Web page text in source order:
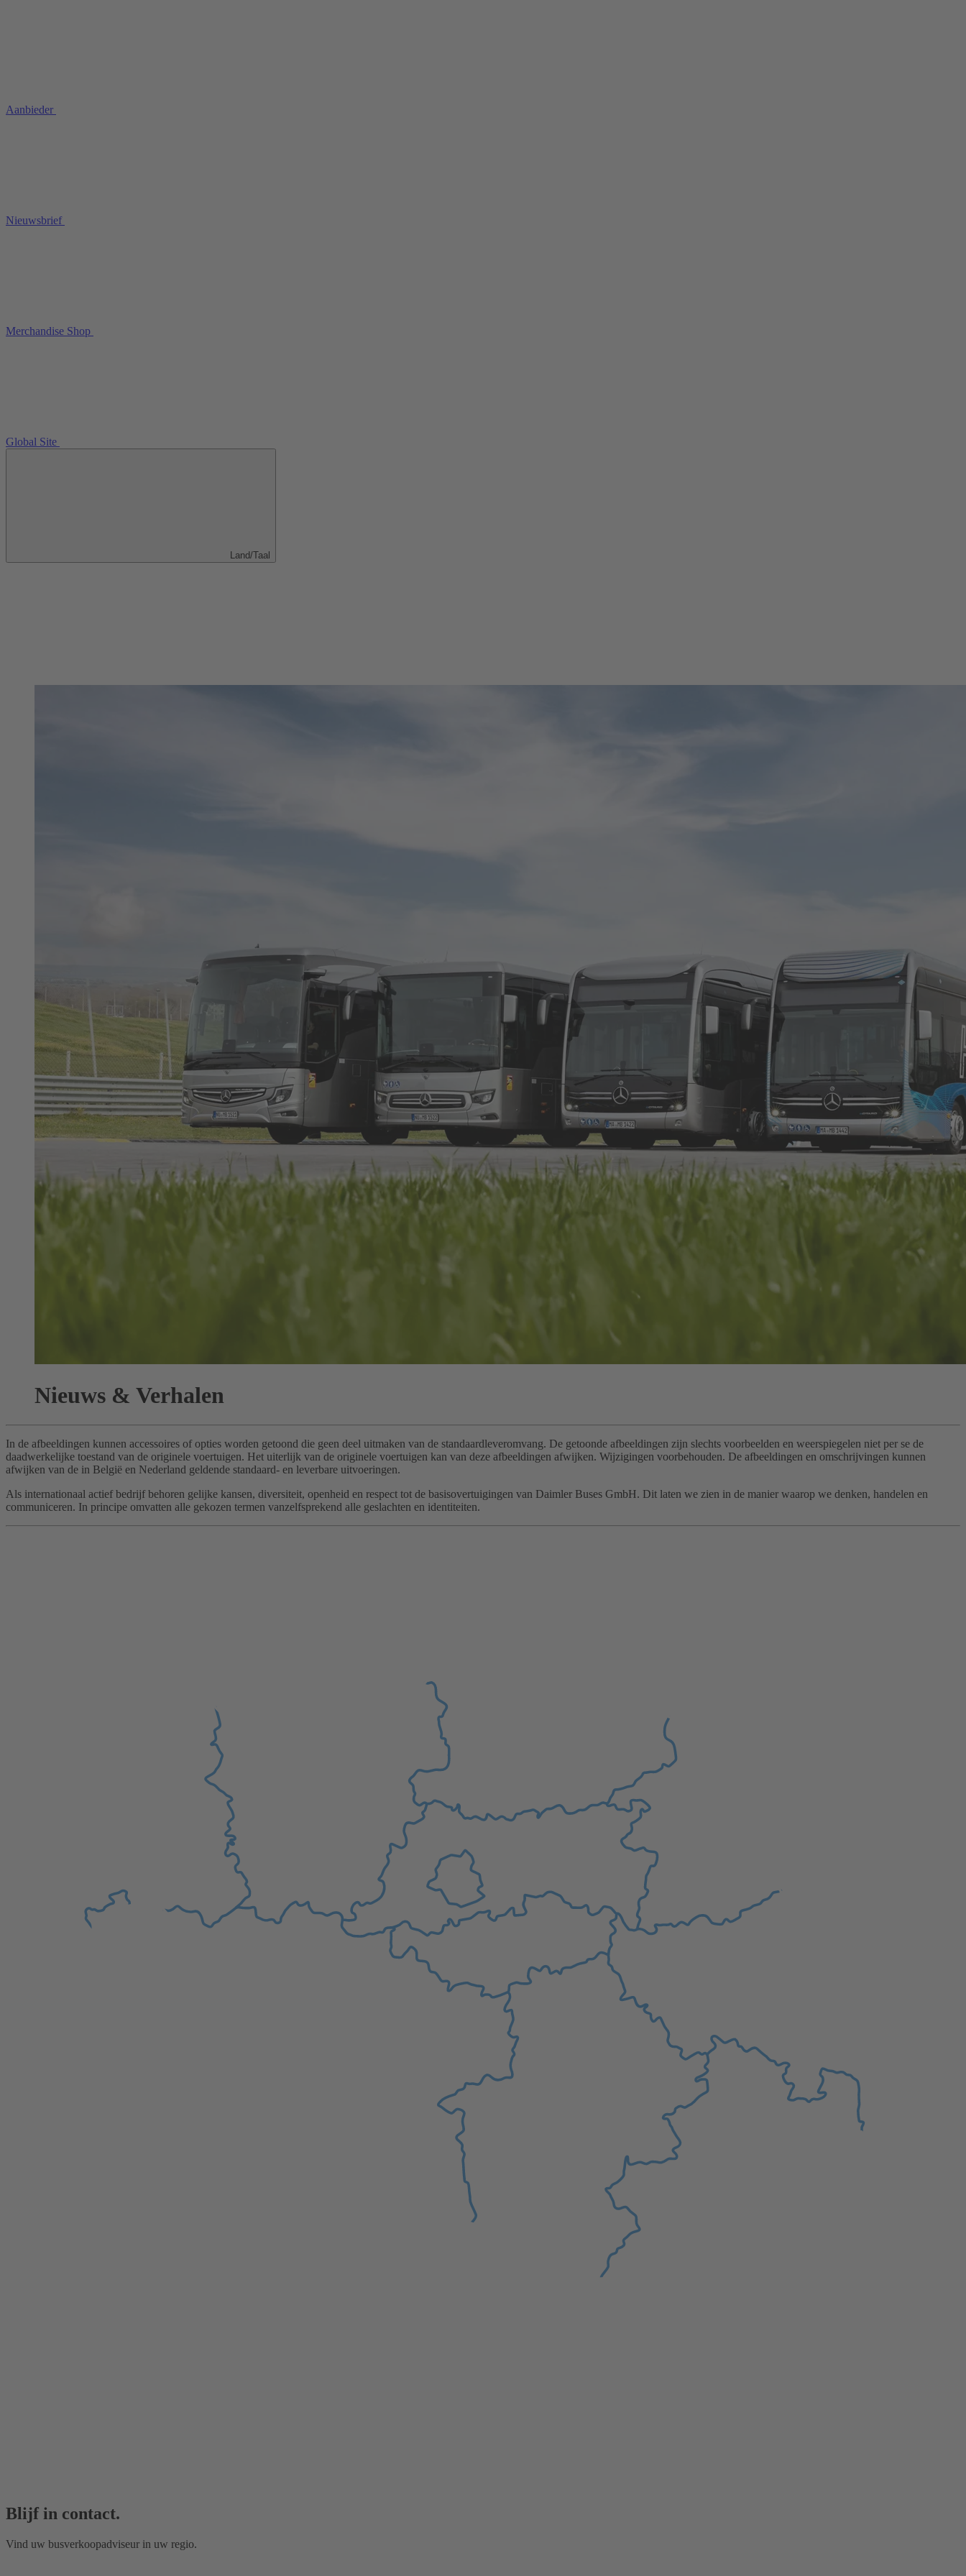
Aanbieder
Nieuwsbrief
Merchandise Shop
Global Site
Land/Taal
Nieuws & Verhalen
In de afbeeldingen kunnen accessoires of opties worden getoond die geen deel uitmaken van de standaardleveromvang. De getoonde afbeeldingen zijn slechts voorbeelden en weerspiegelen niet per se de
daadwerkelijke toestand van de originele voertuigen. Het uiterlijk van de originele voertuigen kan van deze afbeeldingen afwijken. Wijzigingen voorbehouden. De afbeeldingen en omschrijvingen kunnen
afwijken van de in België en Nederland geldende standaard- en leverbare uitvoeringen.
Als internationaal actief bedrijf behoren gelijke kansen, diversiteit, openheid en respect tot de basisovertuigingen van Daimler Buses GmbH. Dit laten we zien in de manier waarop we denken, handelen en
communiceren. In principe omvatten alle gekozen termen vanzelfsprekend alle geslachten en identiteiten.
Blijf in contact.
Vind uw busverkoopadviseur in uw regio.